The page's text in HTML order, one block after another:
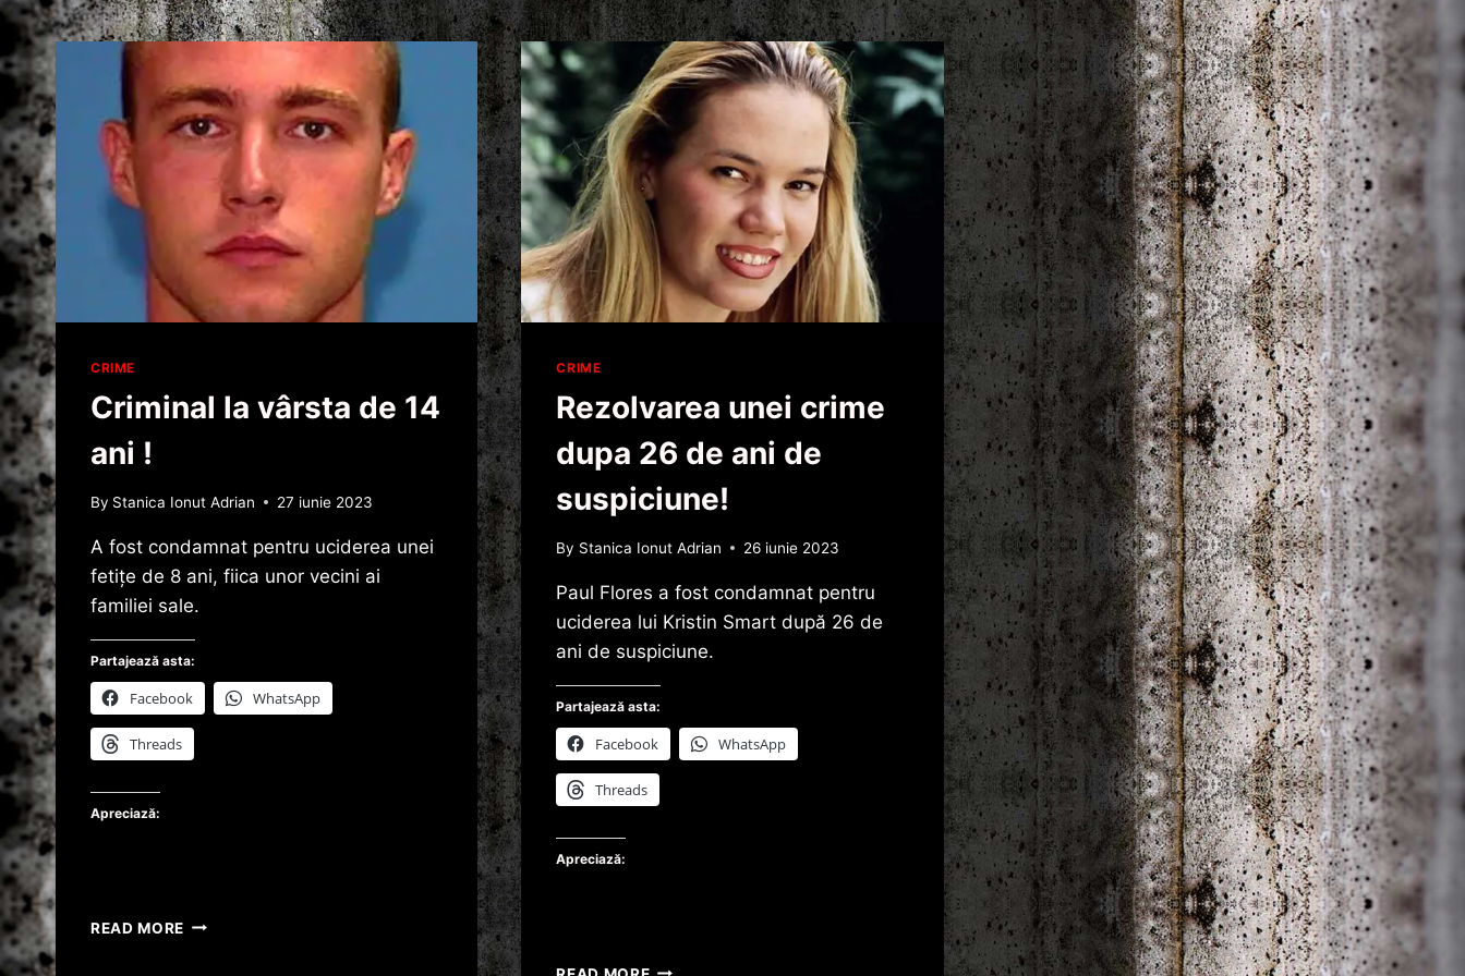
CRIME
Criminal la vârsta de 14
ani !
By Stanica Ionut Adrian 27 iunie 2023
A fost condamnat pentru uciderea unei
fetiţe de 8 ani, fiica unor vecini ai
familiei sale.
Partajează asta:
Facebook WhatsApp
Threads
Apreciază:
READ MORE CRIMINAL
CRIME
Rezolvarea unei crime
dupa 26 de ani de
suspiciune!
By Stanica Ionut Adrian 26 iunie 2023
Paul Flores a fost condamnat pentru
uciderea lui Kristin Smart după 26 de
ani de suspiciune.
Partajează asta:
Facebook WhatsApp
Threads
Apreciază:
REZOLVAREA